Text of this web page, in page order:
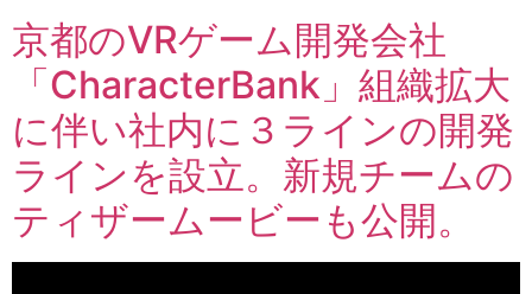
京都のVRゲーム開発会社
「CharacterBank」組織拡大
に伴い社内に３ラインの開発
ラインを設立。新規チームの
ティザームービーも公開。